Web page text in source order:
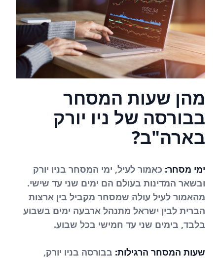
מהן שעות המסחר
בבורסה של ניו יורק
בארה"ב?
ימי מסחר: כאמור לעיל, ימי המסחר בניו יורק
ובשאר המדינות בעולם הם ימים שני עד שישי.
מהאמור לעיל עולה שמסחר מקביל בין ארצות
הברית לבין ישראל מתנהל ארבעה ימים בשבוע
בלבד, בימים שני עד חמישי בכל שבוע.
שעות המסחר הרגילות: בבורסה בניו יורק,